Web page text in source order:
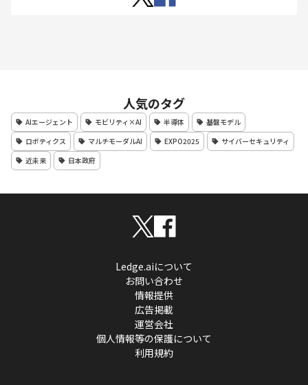
人気のタグ
AIエージェント モビリティ×AI 半導体
基盤モデル
ロボティクス
マルチモーダルAI EXPO2025
サイバーセキュリティ
近未来
日本政府
Ledge.aiについて
お問い合わせ
情報提供
広告掲載
運営会社
個人情報等の保護について
利用規約